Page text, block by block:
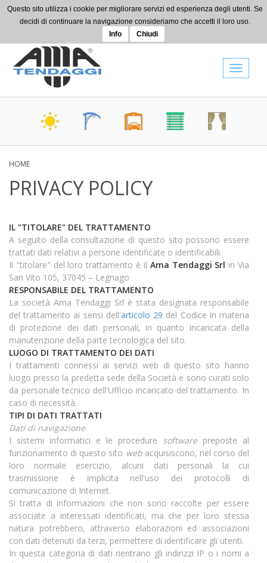
Skip to main content
Questo sito utilizza i cookie per migliorare servizi ed esperienza degli utenti. Se
decidi di continuare la navigazione consideriamo che accetti il loro uso.
Info
Chiudi
+39 0442 080514
info@amatendaggi.it
Toggle
HOME
PRIVACY POLICY
IL "TITOLARE" DEL TRATTAMENTO
A seguito della consultazione di questo sito possono essere
trattati dati relativi a persone identificate o identificabili.
Il "titolare" del loro trattamento è il Ama Tendaggi Srl in Via
San Vito 105, 37045 – Legnago
RESPONSABILE DEL TRATTAMENTO
La società Ama Tendaggi Srl è stata designata responsabile
del trattamento ai sensi dell'articolo 29 del Codice in materia
di protezione dei dati personali, in quanto incaricata della
manutenzione della parte tecnologica del sito.
LUOGO DI TRATTAMENTO DEI DATI
I trattamenti connessi ai servizi web di questo sito hanno
luogo presso la predetta sede della Società e sono curati solo
da personale tecnico dell'Ufficio incaricato del trattamento. In
caso di necessità.
TIPI DI DATI TRATTATI
Dati di navigazione
I sistemi informatici e le procedure softwarepreposte al
funzionamento di questo sito webacquisiscono, nel corso del
loro normale esercizio, alcuni dati personali la cui
trasmissione è implicita nell'uso dei protocolli di
comunicazione di Internet.
Si tratta di informazioni che non sono raccolte per essere
associate a interessati identificati, ma che per loro stessa
natura potrebbero, attraverso elaborazioni ed associazioni
con dati detenuti da terzi, permettere di identificare gli utenti.
In questa categoria di dati rientrano gli indirizzi IP o i nomi a